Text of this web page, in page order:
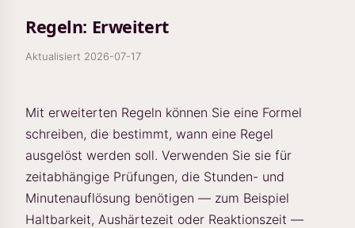
Regeln: Erweitert
Aktualisiert 2026-07-17
Mit erweiterten Regeln können Sie eine Formel
schreiben, die bestimmt, wann eine Regel
ausgelöst werden soll. Verwenden Sie sie für
zeitabhängige Prüfungen, die Stunden- und
Minutenauflösung benötigen — zum Beispiel
Haltbarkeit, Aushärtezeit oder Reaktionszeit —